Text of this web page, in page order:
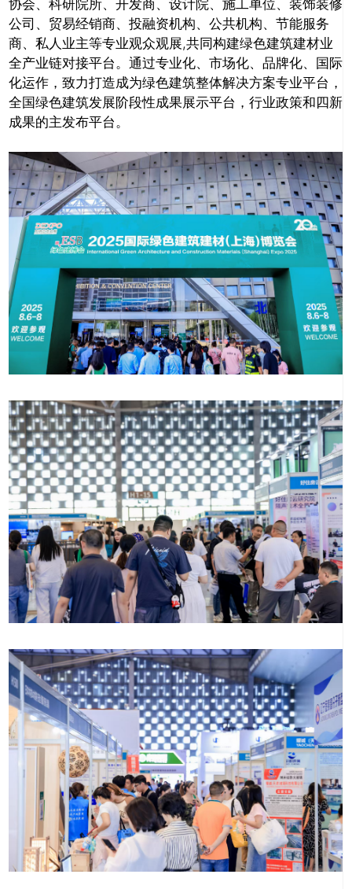
协会、科研院所、开发商、设计院、施工单位、装饰装修
公司、贸易经销商、投融资机构、公共机构、节能服务
商、私人业主等专业观众观展,共同构建绿色建筑建材业
全产业链对接平台。通过专业化、市场化、品牌化、国际
化运作，致力打造成为绿色建筑整体解决方案专业平台，
全国绿色建筑发展阶段性成果展示平台，行业政策和四新
成果的主发布平台。